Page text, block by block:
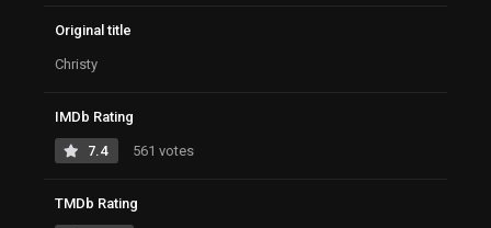
Original title
Christy
IMDb Rating
7.4 561 votes
TMDb Rating